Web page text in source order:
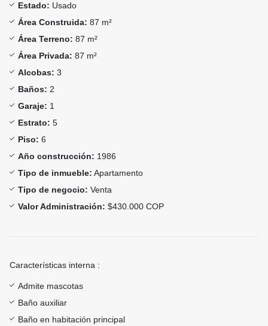
Estado: Usado
Área Construida: 87 m²
Área Terreno: 87 m²
Área Privada: 87 m²
Alcobas: 3
Baños: 2
Garaje: 1
Estrato: 5
Piso: 6
Año construcción: 1986
Tipo de inmueble: Apartamento
Tipo de negocio: Venta
Valor Administración: $430.000 COP
Características interna :
Admite mascotas
Baño auxiliar
Baño en habitación principal